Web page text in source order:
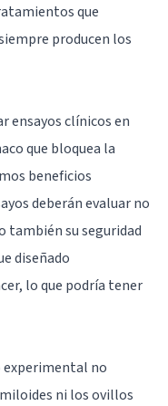
que
producen los
ensayos clínicos en
que bloquea la
beneficios
deberán evaluar no
su seguridad
diseñado
lo que podría tener
experimental no
ni los ovillos